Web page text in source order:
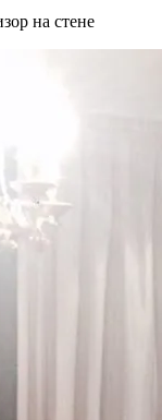
на стене